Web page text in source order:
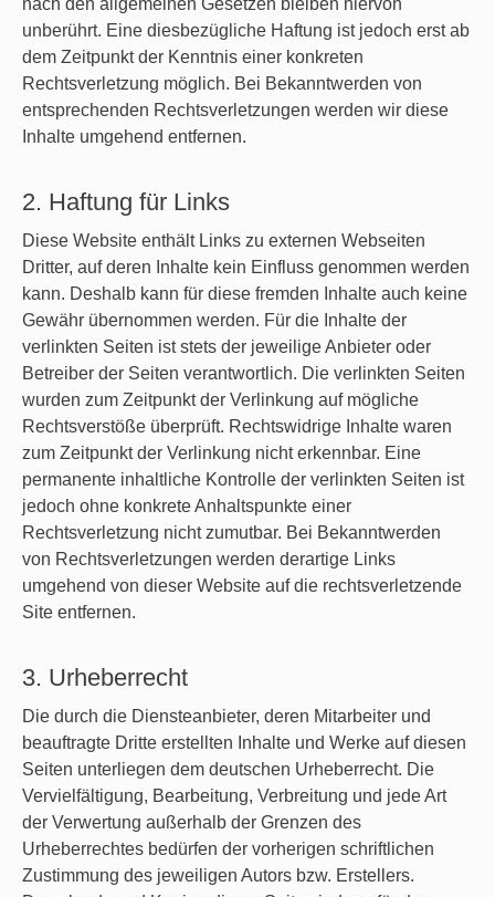
nach den allgemeinen Gesetzen bleiben hiervon
unberührt. Eine diesbezügliche Haftung ist jedoch erst ab
dem Zeitpunkt der Kenntnis einer konkreten
Rechtsverletzung möglich. Bei Bekanntwerden von
entsprechenden Rechtsverletzungen werden wir diese
Inhalte umgehend entfernen.
2. Haftung für Links
Diese Website enthält Links zu externen Webseiten
Dritter, auf deren Inhalte kein Einfluss genommen werden
kann. Deshalb kann für diese fremden Inhalte auch keine
Gewähr übernommen werden. Für die Inhalte der
verlinkten Seiten ist stets der jeweilige Anbieter oder
Betreiber der Seiten verantwortlich. Die verlinkten Seiten
wurden zum Zeitpunkt der Verlinkung auf mögliche
Rechtsverstöße überprüft. Rechtswidrige Inhalte waren
zum Zeitpunkt der Verlinkung nicht erkennbar. Eine
permanente inhaltliche Kontrolle der verlinkten Seiten ist
jedoch ohne konkrete Anhaltspunkte einer
Rechtsverletzung nicht zumutbar. Bei Bekanntwerden
von Rechtsverletzungen werden derartige Links
umgehend von dieser Website auf die rechtsverletzende
Site entfernen.
3. Urheberrecht
Die durch die Diensteanbieter, deren Mitarbeiter und
beauftragte Dritte erstellten Inhalte und Werke auf diesen
Seiten unterliegen dem deutschen Urheberrecht. Die
Vervielfältigung, Bearbeitung, Verbreitung und jede Art
der Verwertung außerhalb der Grenzen des
Urheberrechtes bedürfen der vorherigen schriftlichen
Zustimmung des jeweiligen Autors bzw. Erstellers.